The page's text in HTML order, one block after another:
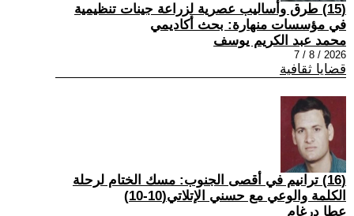
(15) طرق وأساليب عصرية لزراعة جينات تنظيمية
في مؤسسات منهارة: بحث أكاديمي
محمد عبد الكريم يوسف
2026 / 8 / 7
قضايا ثقافية
(16) ترانيم في أقصى الجنوب: مسك الختام لرحلة
الكلمة والوعي مع حسني الإتلاتي(10-10)
عطا درغام